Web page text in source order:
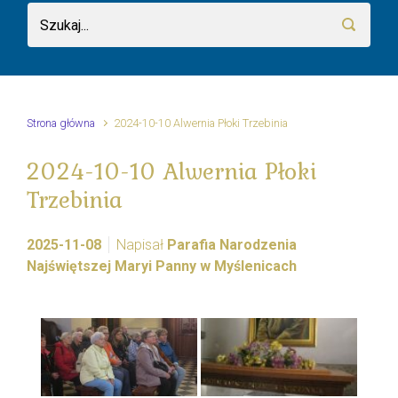
Strona główna 2024-10-10 Alwernia Płoki Trzebinia
2024-10-10 Alwernia Płoki
Trzebinia
2025-11-08 Napisał Parafia Narodzenia
Najświętszej Maryi Panny w Myślenicach